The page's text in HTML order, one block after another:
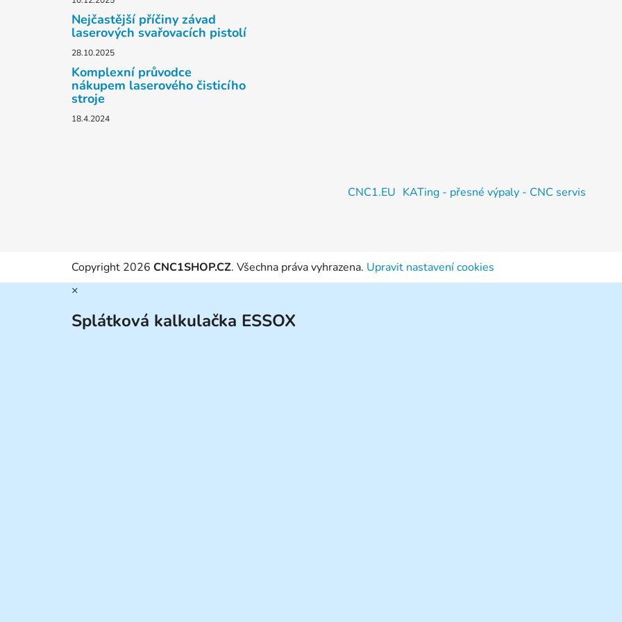
Nejčastější příčiny závad
laserových svařovacích pistolí
28.10.2025
Komplexní průvodce
nákupem laserového čisticího
stroje
18.4.2024
CNC1.EU KATing - přesné výpaly - CNC servis
Copyright 2026 CNC1SHOP.CZ. Všechna práva vyhrazena. Upravit nastavení cookies
×
Splátková kalkulačka ESSOX